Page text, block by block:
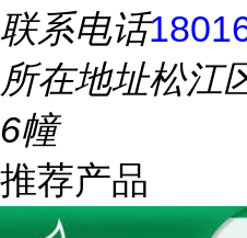
联系电话
所在地址松江
6幢
推荐产品